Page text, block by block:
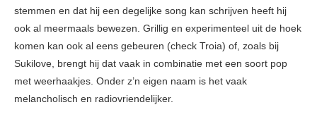
stemmen en dat hij een degelijke song kan schrijven heeft hij
ook al meermaals bewezen. Grillig en experimenteel uit de hoek
komen kan ook al eens gebeuren (check Troia) of, zoals bij
Sukilove, brengt hij dat vaak in combinatie met een soort pop
met weerhaakjes. Onder z’n eigen naam is het vaak
melancholisch en radiovriendelijker.